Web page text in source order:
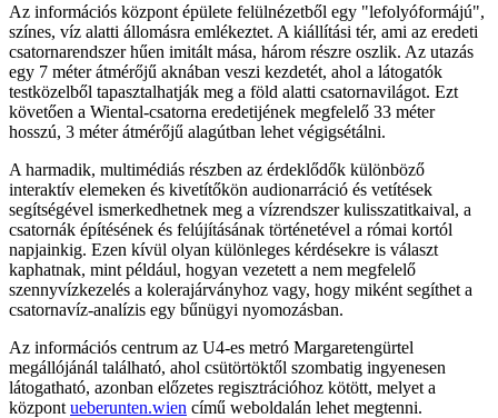
Az információs központ épülete felülnézetből egy "lefolyóformájú",
színes, víz alatti állomásra emlékeztet. A kiállítási tér, ami az eredeti
csatornarendszer hűen imitált mása, három részre oszlik. Az utazás
egy 7 méter átmérőjű aknában veszi kezdetét, ahol a látogatók
testközelből tapasztalhatják meg a föld alatti csatornavilágot. Ezt
követően a Wiental-csatorna eredetijének megfelelő 33 méter
hosszú, 3 méter átmérőjű alagútban lehet végigsétálni.
A harmadik, multimédiás részben az érdeklődők különböző
interaktív elemeken és kivetítőkön audionarráció és vetítések
segítségével ismerkedhetnek meg a vízrendszer kulisszatitkaival, a
csatornák építésének és felújításának történetével a római kortól
napjainkig. Ezen kívül olyan különleges kérdésekre is választ
kaphatnak, mint például, hogyan vezetett a nem megfelelő
szennyvízkezelés a kolerajárványhoz vagy, hogy miként segíthet a
csatornavíz-analízis egy bűnügyi nyomozásban.
Az információs centrum az U4-es metró Margaretengürtel
megállójánál található, ahol csütörtöktől szombatig ingyenesen
látogatható, azonban előzetes regisztrációhoz kötött, melyet a
központ ueberunten.wien című weboldalán lehet megtenni.